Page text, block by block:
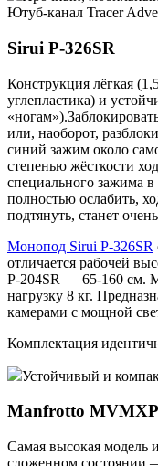
Ютуб-канал Tracer
Sirui P-326SR
Конструкция лёгкая
углепластика) и
или, наоборот,
синий зажим около
степенью жёсткости
специального зажима
полностью ослабить,
подтянуть, станет
Монопод Sirui P-326SR
отличается рабочей
P-204SR — 65-160 см.
нагрузку 8 кг.
камерами с мощной
Комплектация
Устойчивый и
Manfrotto
Самая высокая модель